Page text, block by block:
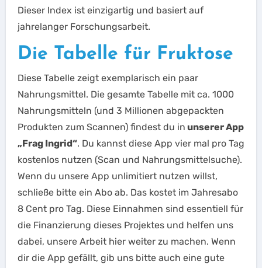
Dieser Index ist einzigartig und basiert auf
jahrelanger Forschungsarbeit.
Die Tabelle für Fruktose
Diese Tabelle zeigt exemplarisch ein paar
Nahrungsmittel. Die gesamte Tabelle mit ca. 1000
Nahrungsmitteln (und 3 Millionen abgepackten
Produkten zum Scannen) findest du in unserer App
„Frag Ingrid“. Du kannst diese App vier mal pro Tag
kostenlos nutzen (Scan und Nahrungsmittelsuche).
Wenn du unsere App unlimitiert nutzen willst,
schließe bitte ein Abo ab. Das kostet im Jahresabo
8 Cent pro Tag. Diese Einnahmen sind essentiell für
die Finanzierung dieses Projektes und helfen uns
dabei, unsere Arbeit hier weiter zu machen. Wenn
dir die App gefällt, gib uns bitte auch eine gute